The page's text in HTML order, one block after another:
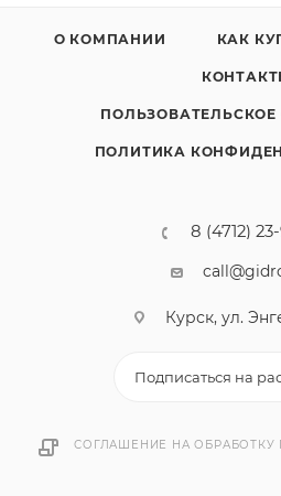
О КОМПАНИИ КАК
ПОЛИТИКА
8 (4712) 23-
Курск, ул.
Подписаться на
СОГЛАШЕНИЕ НА